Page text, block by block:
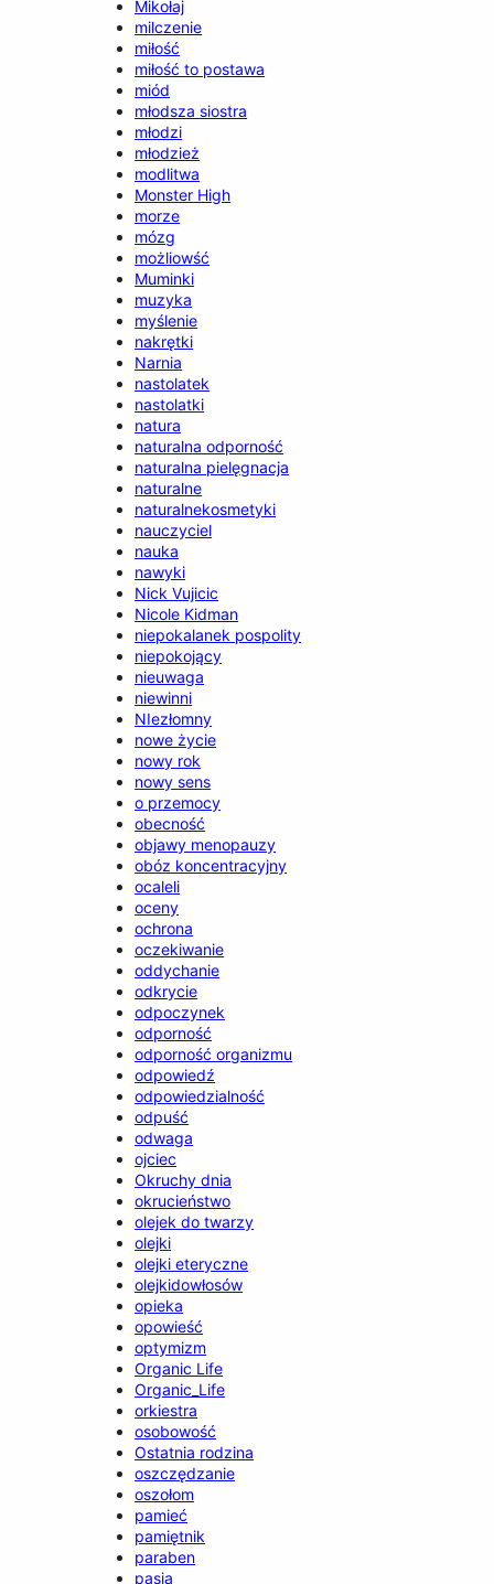
Mikołaj
milczenie
miłość
miłość to postawa
miód
młodsza siostra
młodzi
młodzież
modlitwa
Monster High
morze
mózg
możliowść
Muminki
muzyka
myślenie
nakrętki
Narnia
nastolatek
nastolatki
natura
naturalna odporność
naturalna pielęgnacja
naturalne
naturalnekosmetyki
nauczyciel
nauka
nawyki
Nick Vujicic
Nicole Kidman
niepokalanek pospolity
niepokojący
nieuwaga
niewinni
NIezłomny
nowe życie
nowy rok
nowy sens
o przemocy
obecność
objawy menopauzy
obóz koncentracyjny
ocaleli
oceny
ochrona
oczekiwanie
oddychanie
odkrycie
odpoczynek
odporność
odporność organizmu
odpowiedź
odpowiedzialność
odpuść
odwaga
ojciec
Okruchy dnia
okrucieństwo
olejek do twarzy
olejki
olejki eteryczne
olejkidowłosów
opieka
opowieść
optymizm
Organic Life
Organic_Life
orkiestra
osobowość
Ostatnia rodzina
oszczędzanie
oszołom
pamieć
pamiętnik
paraben
pasja